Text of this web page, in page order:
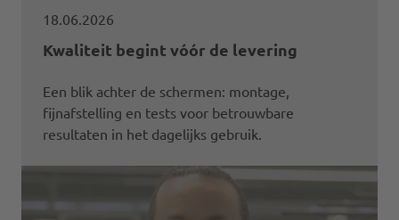
18.06.2026
Kwaliteit begint vóór de levering
Een blik achter de schermen: montage,
fijnafstelling en tests voor betrouwbare
resultaten in het dagelijks gebruik.